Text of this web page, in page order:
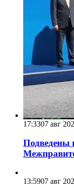
17:3307 авг
Подведены
13:5907 авг